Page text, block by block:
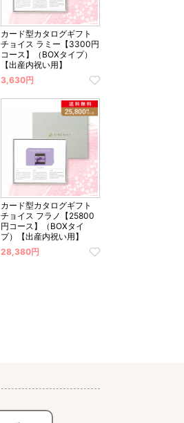
カード型カタログギフト
チョイス ラミー【3300円
コース】（BOXタイプ）
【出産内祝い用】
3,630円
カード型カタログギフト
チョイス フラノ【25800
円コース】（BOXタイ
プ）【出産内祝い用】
28,380円